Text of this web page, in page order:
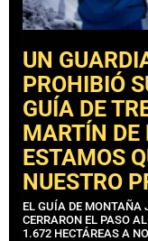
UN
PROHIBIÓ
GUÍA DE
MARTÍN DE
ESTAMOS
NUESTRO
EL GUÍA DE MONTAÑA
CERRARON EL PASO
1.672 HECTÁREAS A